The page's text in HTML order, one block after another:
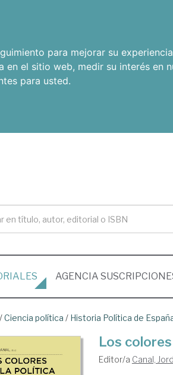
para mejorar su
en el sitio web, medir su interés en
para usted.
AGENCIA
Ciencia política / Historia Política de
Los
Editor/a Canal,